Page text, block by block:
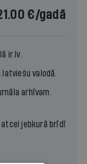
€/gadā
ir.lv.
valodā.
arhīvam.
atcel jebkurā brīdī